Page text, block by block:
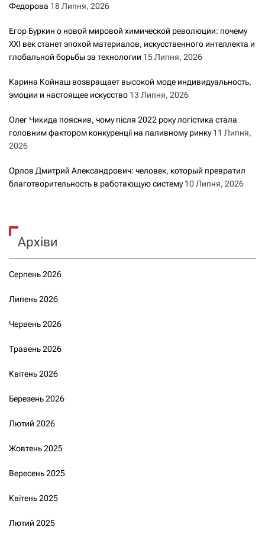
Федорова 18 Липня, 2026
Егор Буркин о новой мировой химической революции: почему
XXI век станет эпохой материалов, искусственного интеллекта и
глобальной борьбы за технологии 15 Липня, 2026
Карина Койнаш возвращает высокой моде индивидуальность,
эмоции и настоящее искусство 13 Липня, 2026
Олег Чикида пояснив, чому після 2022 року логістика стала
головним фактором конкуренції на паливному ринку 11 Липня,
2026
Орлов Дмитрий Александрович: человек, который превратил
благотворительность в работающую систему 10 Липня, 2026
Архіви
Серпень 2026
Липень 2026
Червень 2026
Травень 2026
Квітень 2026
Березень 2026
Лютий 2026
Жовтень 2025
Вересень 2025
Квітень 2025
Лютий 2025